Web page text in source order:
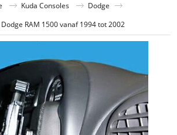
Kuda Consoles
Dodge
RAM 1500 vanaf 1994 tot 2002